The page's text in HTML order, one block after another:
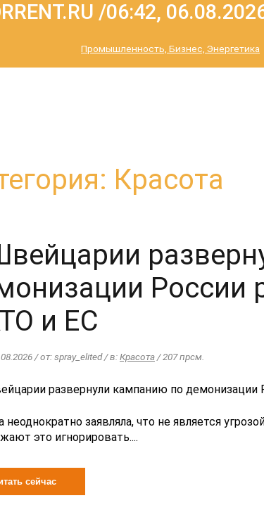
/06:42,
Промышленность, Бизнес, Энергетика
Красота
России
и ЕС
/ от: spray_elited / в:Красота/ 207 прсм.
неоднократно заявляла, что не является
это игнорировать....
сейчас